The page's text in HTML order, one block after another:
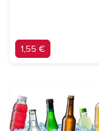
1,55 €